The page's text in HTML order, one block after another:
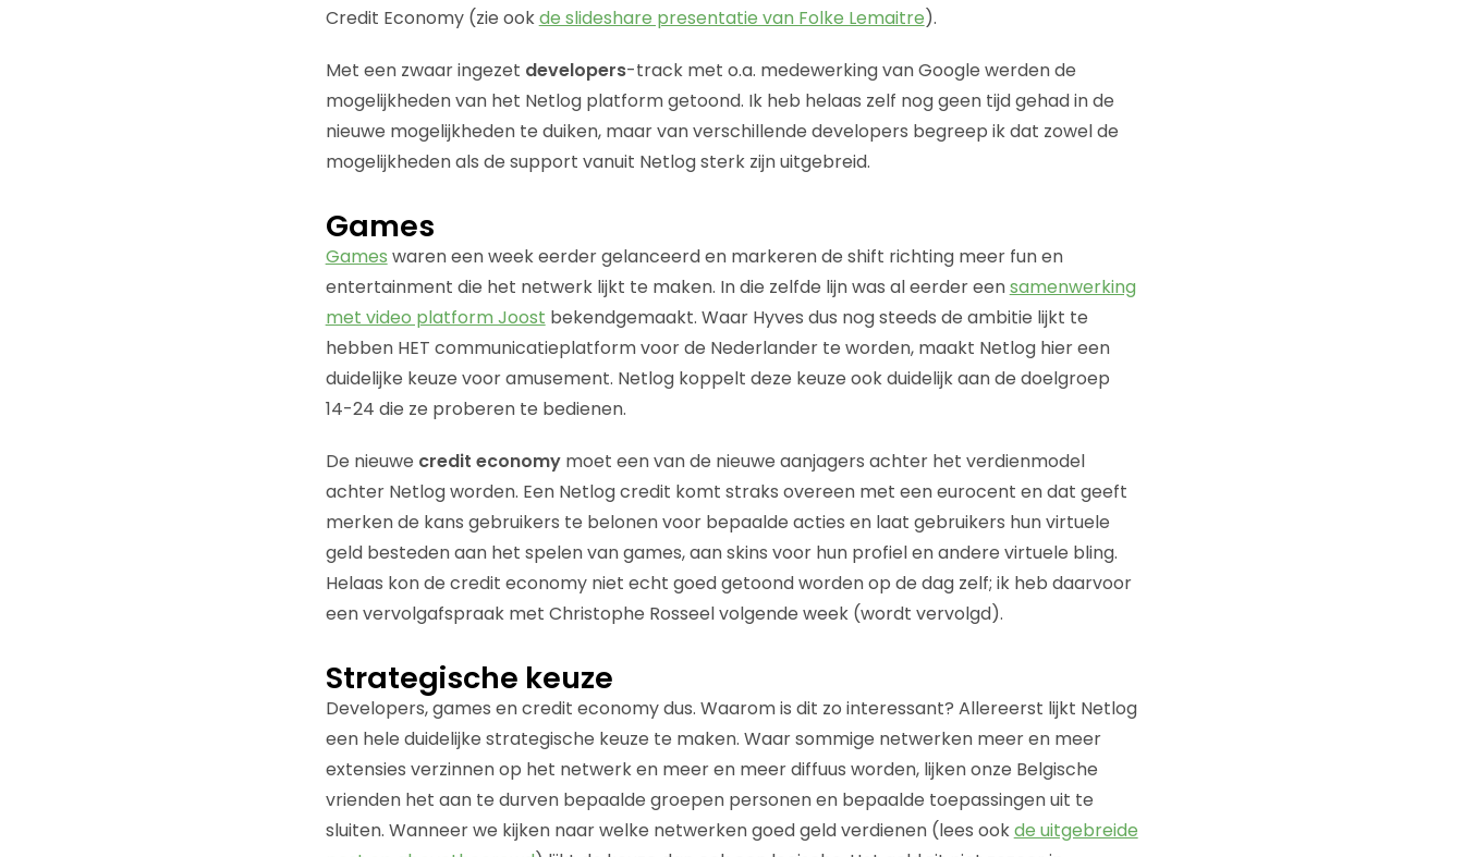
Credit Economy (zie ookde slideshare presentatie van Folke Lemaitre).
Met een zwaar ingezet developers-track met o.a. medewerking van Google werden de
mogelijkheden van het Netlog platform getoond. Ik heb helaas zelf nog geen tijd gehad in de
nieuwe mogelijkheden te duiken, maar van verschillende developers begreep ik dat zowel de
mogelijkheden als de support vanuit Netlog sterk zijn uitgebreid.
Games
Games waren een week eerder gelanceerd en markeren de shift richting meer fun en
entertainment die het netwerk lijkt te maken. In die zelfde lijn was al eerder eensamenwerking
met video platform Joost bekendgemaakt. Waar Hyves dus nog steeds de ambitie lijkt te
hebben HET communicatieplatform voor de Nederlander te worden, maakt Netlog hier een
duidelijke keuze voor amusement. Netlog koppelt deze keuze ook duidelijk aan de doelgroep
14-24 die ze proberen te bedienen.
De nieuwe credit economymoet een van de nieuwe aanjagers achter het verdienmodel
achter Netlog worden. Een Netlog credit komt straks overeen met een eurocent en dat geeft
merken de kans gebruikers te belonen voor bepaalde acties en laat gebruikers hun virtuele
geld besteden aan het spelen van games, aan skins voor hun profiel en andere virtuele bling.
Helaas kon de credit economy niet echt goed getoond worden op de dag zelf; ik heb daarvoor
een vervolgafspraak met Christophe Rosseel volgende week (wordt vervolgd).
Strategische keuze
Developers, games en credit economy dus. Waarom is dit zo interessant? Allereerst lijkt Netlog
een hele duidelijke strategische keuze te maken. Waar sommige netwerken meer en meer
extensies verzinnen op het netwerk en meer en meer diffuus worden, lijken onze Belgische
vrienden het aan te durven bepaalde groepen personen en bepaalde toepassingen uit te
sluiten. Wanneer we kijken naar welke netwerken goed geld verdienen (lees ookde uitgebreide